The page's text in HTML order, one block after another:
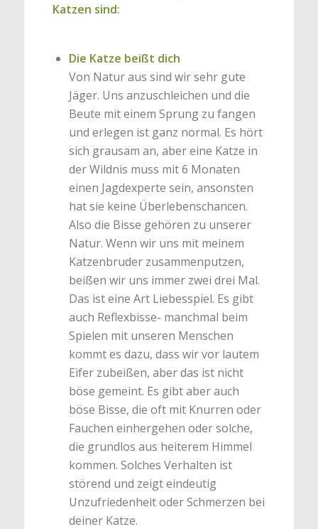
Katzen sind:
Die Katze beißt dich
Von Natur aus sind wir sehr gute
Jäger. Uns anzuschleichen und die
Beute mit einem Sprung zu fangen
und erlegen ist ganz normal. Es hört
sich grausam an, aber eine Katze in
der Wildnis muss mit 6 Monaten
einen Jagdexperte sein, ansonsten
hat sie keine Überlebenschancen.
Also die Bisse gehören zu unserer
Natur. Wenn wir uns mit meinem
Katzenbruder zusammenputzen,
beißen wir uns immer zwei drei Mal.
Das ist eine Art Liebesspiel. Es gibt
auch Reflexbisse- manchmal beim
Spielen mit unseren Menschen
kommt es dazu, dass wir vor lautem
Eifer zubeißen, aber das ist nicht
böse gemeint. Es gibt aber auch
böse Bisse, die oft mit Knurren oder
Fauchen einhergehen oder solche,
die grundlos aus heiterem Himmel
kommen. Solches Verhalten ist
störend und zeigt eindeutig
Unzufriedenheit oder Schmerzen bei
deiner Katze.